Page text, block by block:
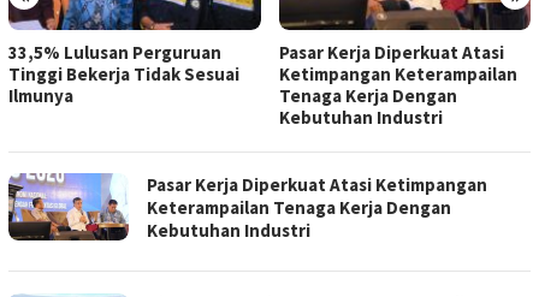
Pasar Kerja Diperkuat Atasi
Ketimpangan Keterampailan
Tenaga Kerja Dengan
Ditopang Pendanaan yang
Kuat, Kredit BNI Tumbuh
Berkualitas dan Seimbang,
Pasar Kerja Diperkuat Atasi Ketimpangan
Keterampailan Tenaga Kerja Dengan
Kebutuhan Industri